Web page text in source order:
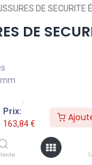
Prix:
163,84€
DE SECURITE
DE
et semelle inox
enduit de PU
pour un meilleur